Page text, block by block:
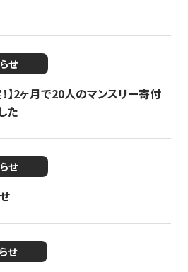
せ
】2ヶ月で20人のマンスリー寄付
た
せ
せ